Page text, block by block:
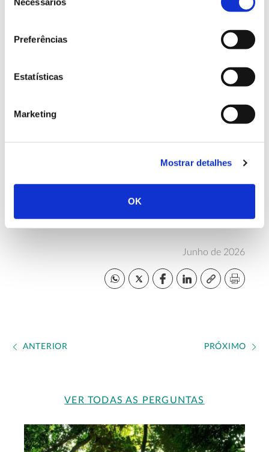
Preferências
Estatísticas
Marketing
Mostrar detalhes
OK
subzonobiomas (subdivisões que refletem transições
zonobioma) e o de biomas continentais e biomas
Embora um bioma abranja necessariamente uma
pelas fronteiras políticas de países ou continentes. O
que o delimita são essencialmente as condições
Junho de 2026
ANTERIOR PRÓXIMO
VER TODAS AS PERGUNTAS